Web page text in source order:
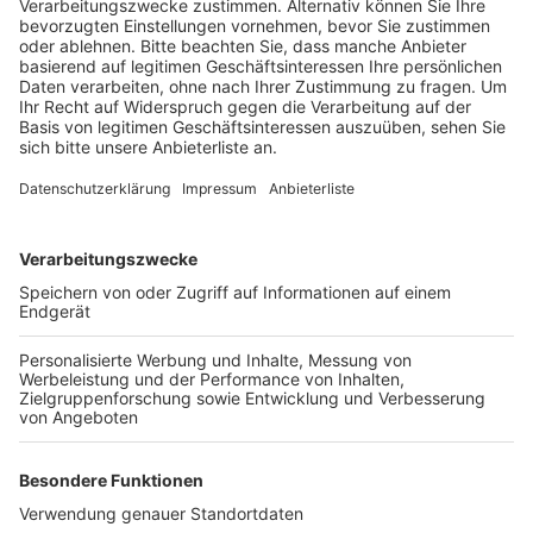
Anzeige
Jetzt wurden drei dringend benötigte
an die ukrainische Grenzen gebracht und dort von
wurden die Beschaffung und der Transport zusammen
mit der Kooperationsplattform Cities4cities und der
Stadt Sindelfingen. Mit den Fahrzeugen sollen
Verletzte, Trümmer und Hilfsgüter transportiert
werden. Zuvor hatte Bedburg schon wichtige
Wasseraufbereitungsbehälter nach Mykolaijw
geschickt.
Anzeige